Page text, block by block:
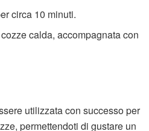
circa 10 minuti.
calda, accompagnata con
utilizzata con successo per
permettendoti di gustare un